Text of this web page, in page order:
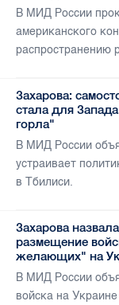
В МИД России
американского
распространению
Захарова:
стала для
горла"
В МИД России
устраивает
в Тбилиси.
Захарова
размещение
желающих" на
В МИД России
войска на